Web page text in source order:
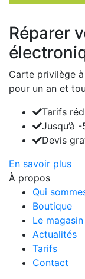
Réparer
Carte privilège à
pour un an et
Tarifs
Jusqu’à
Devis
En savoir plus
À propos
Qui
Boutique
Le magasin
Actualités
Tarifs
Contact